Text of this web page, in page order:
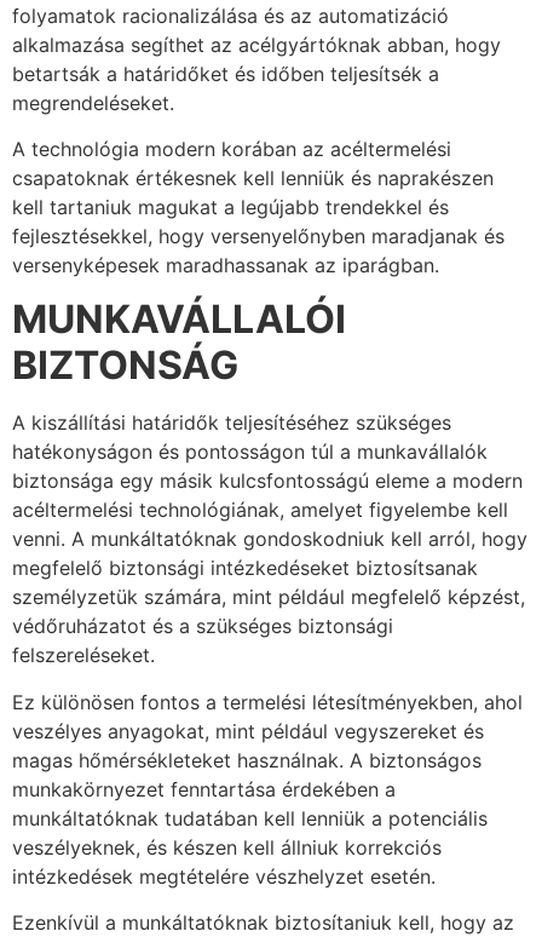
folyamatok racionalizálása és az automatizáció
alkalmazása segíthet az acélgyártóknak abban, hogy
betartsák a határidőket és időben teljesítsék a
megrendeléseket.
A technológia modern korában az acéltermelési
csapatoknak értékesnek kell lenniük és naprakészen
kell tartaniuk magukat a legújabb trendekkel és
fejlesztésekkel, hogy versenyelőnyben maradjanak és
versenyképesek maradhassanak az iparágban.
MUNKAVÁLLALÓI
BIZTONSÁG
A kiszállítási határidők teljesítéséhez szükséges
hatékonyságon és pontosságon túl a munkavállalók
biztonsága egy másik kulcsfontosságú eleme a modern
acéltermelési technológiának, amelyet figyelembe kell
venni. A munkáltatóknak gondoskodniuk kell arról, hogy
megfelelő biztonsági intézkedéseket biztosítsanak
személyzetük számára, mint például megfelelő képzést,
védőruházatot és a szükséges biztonsági
felszereléseket.
Ez különösen fontos a termelési létesítményekben, ahol
veszélyes anyagokat, mint például vegyszereket és
magas hőmérsékleteket használnak. A biztonságos
munkakörnyezet fenntartása érdekében a
munkáltatóknak tudatában kell lenniük a potenciális
veszélyeknek, és készen kell állniuk korrekciós
intézkedések megtételére vészhelyzet esetén.
Ezenkívül a munkáltatóknak biztosítaniuk kell, hogy az